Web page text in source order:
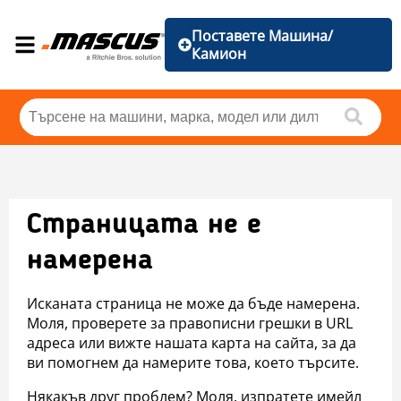
Поставете Машина/
Камион
Страницата не е
намерена
Исканата страница не може да бъде намерена.
Моля, проверете за правописни грешки в URL
адреса или вижте нашата карта на сайта, за да
ви помогнем да намерите това, което търсите.
Някакъв друг проблем? Моля, изпратете имейл